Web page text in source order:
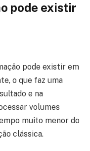
pode existir
pode existir em
o que faz uma
e na
volumes
muito menor do
clássica.